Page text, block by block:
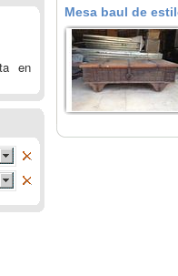
Mesa baul de
en